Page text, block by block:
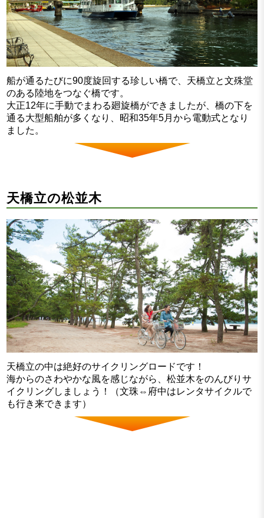
船が通るたびに90度旋回する珍しい橋で、天橋立と文殊堂
のある陸地をつなぐ橋です。
大正12年に手動でまわる廻旋橋ができましたが、橋の下を
通る大型船舶が多くなり、昭和35年5月から電動式となり
ました。
天橋立の松並木
天橋立の中は絶好のサイクリングロードです！
海からのさわやかな風を感じながら、松並木をのんびりサ
イクリングしましょう！（文珠⇔府中はレンタサイクルで
も行き来できます）